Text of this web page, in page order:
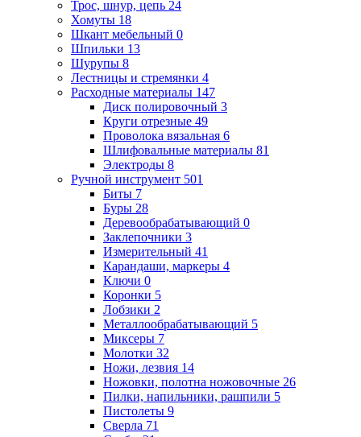
Трос, шнур, цепь 24
Хомуты 18
Шкант мебельный 0
Шпильки 13
Шурупы 8
Лестницы и стремянки 4
Расходные материалы 147
Диск полировочный 3
Круги отрезные 49
Проволока вязальная 6
Шлифовальные материалы 81
Электроды 8
Ручной инструмент 501
Биты 7
Буры 28
Деревообрабатывающий 0
Заклепочники 3
Измерительный 41
Карандаши, маркеры 4
Ключи 0
Коронки 5
Лобзики 2
Металлообрабатывающий 5
Миксеры 7
Молотки 32
Ножи, лезвия 14
Ножовки, полотна ножовочные 26
Пилки, напильники, рашпили 5
Пистолеты 9
Сверла 71